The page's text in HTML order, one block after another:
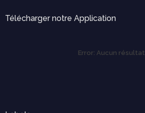
Télécharger notre Application
Error: Aucun résultat.